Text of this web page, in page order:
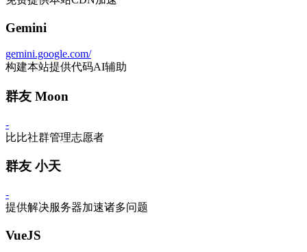
Gemini
gemini.google.com/
构建本站提供代码AI辅助
群友 Moon
-
比比社群管理志愿者
群友 小天
-
提供解决服务器加速诸多问题
VueJS